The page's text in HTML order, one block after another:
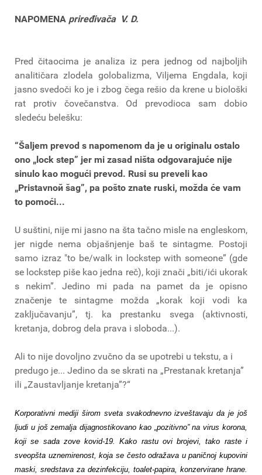
NAPOMENA priređivača V. D.
Pred čitaocima je analiza iz pera jednog od najboljih
analitičara zlodela golobalizma, Viljema Engdala, koji
jasno svedoči ko je i zbog čega rešio da krene u biološki
rat protiv čovečanstva. Od prevodioca sam dobio
sledeću belešku:
“Šaljem prevod s napomenom da je u originalu ostalo
ono „lock step” jer mi zasad ništa odgovarajuće nije
sinulo kao mogući prevod. Rusi su preveli kao
„Pristavnoй šag”, pa pošto znate ruski, možda će vam
to pomoći...
U suštini, nije mi jasno na šta tačno misle na engleskom,
jer nigde nema objašnjenje baš te sintagme. Postoji
samo izraz "to be/walk in lockstep with someone” (gde
se lockstep piše kao jedna reč), koji znači „biti/ići ukorak
s nekim”. Jedino mi pada na pamet da je opisno
značenje te sintagme možda „korak koji vodi ka
zaključavanju”, tj. ka prestanku svega (aktivnosti,
kretanja, dobrog dela prava i sloboda...).
Ali to nije dovoljno zvučno da se upotrebi u tekstu, a i
predugo je... Jedino da se skrati na „Prestanak kretanja”
ili „Zaustavljanje kretanja”?“
Korporativni mediji širom sveta svakodnevno izveštavaju da je još
ljudi u još zemalja dijagnostikovano kao „pozitivno” na virus korona,
koji se sada zove kovid-19. Kako rastu ovi brojevi, tako raste i
sveopšta uznemirenost, koja se često odražava u paničnoj kupovini
maski, sredstava za dezinfekciju, toalet-papira, konzervirane hrane.